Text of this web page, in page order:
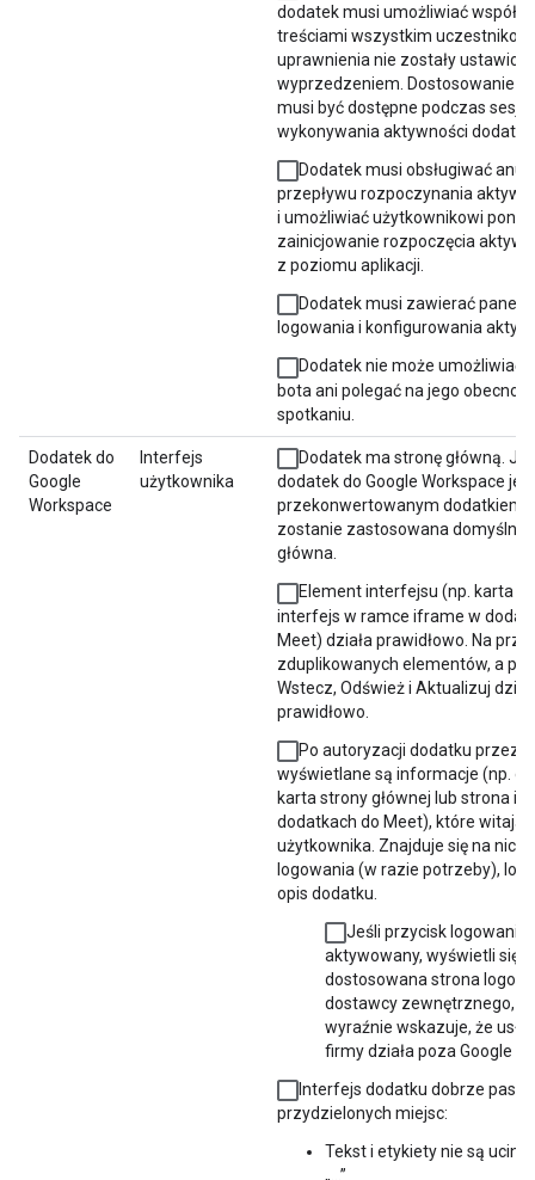
dodatek musi umożliwiać
treściami wszystkim
uprawnienia nie zostały
wyprzedzeniem. Dostosowanie
musi być dostępne podczas sesji
wykonywania aktywności
Dodatek musi obsługiwać
przepływu rozpoczynania
i umożliwiać użytkownikowi
zainicjowanie rozpoczęcia
z poziomu aplikacji.
Dodatek musi zawierać panel
logowania i konfigurowania
Dodatek nie może umożliwiać
bota ani polegać na jego
spotkaniu.
Dodatek do
Google
Workspace
Interfejs
użytkownika
Dodatek ma stronę główną.
dodatek do Google Workspace jest
przekonwertowanym dodatkiem
zostanie zastosowana domyślna
główna.
Element interfejsu (np. karta
interfejs w ramce iframe w
Meet) działa prawidłowo. Na
zduplikowanych elementów, a
Wstecz, Odśwież i Aktualizuj
prawidłowo.
Po autoryzacji dodatku przez
wyświetlane są informacje (np.
karta strony głównej lub strona
dodatkach do Meet), które witają
użytkownika. Znajduje się na nich
logowania (w razie potrzeby),
opis dodatku.
Jeśli przycisk logowania
aktywowany, wyświetli się
dostosowana strona
dostawcy zewnętrznego,
wyraźnie wskazuje, że
firmy działa poza Google
Interfejs dodatku dobrze
przydzielonych miejsc:
Tekst i etykiety nie są
„…”